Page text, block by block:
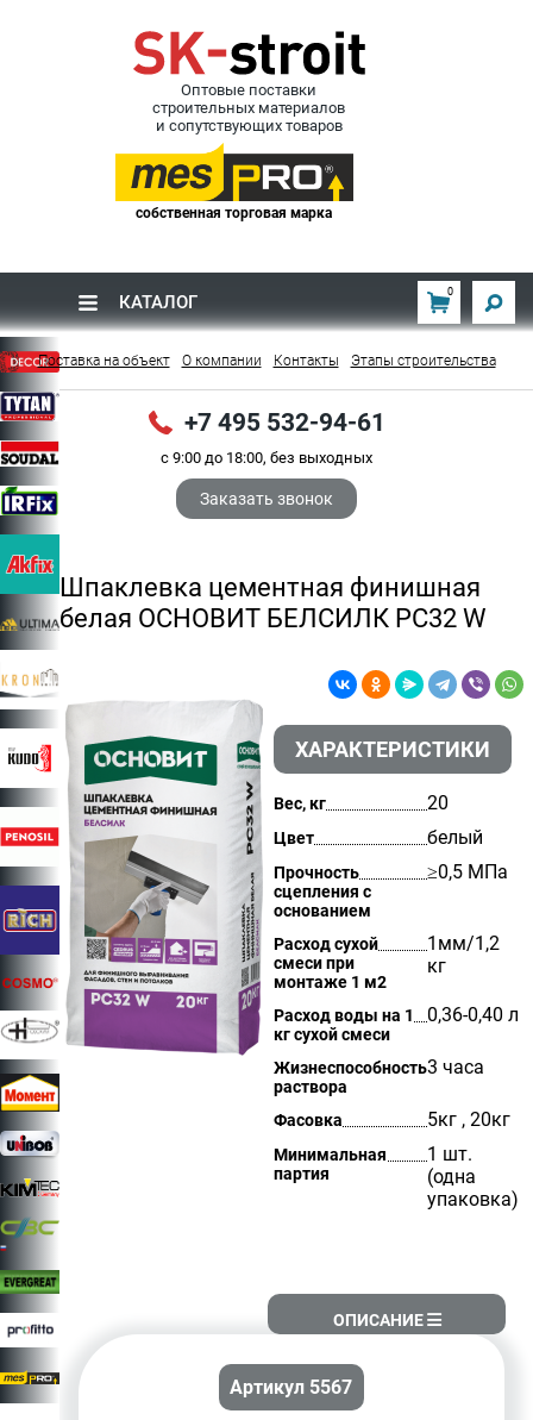
Оптовые поставки
строительных материалов
и сопутствующих товаров
собственная торговая марка
КАТАЛОГ 0
Поставка на объект О компании Контакты Этапы строительства
+7 495 532-94-61
с 9:00 до 18:00, без выходных
Заказать звонок
Шпаклевка цементная финишная
белая ОСНОВИТ БЕЛСИЛК РС32 W
ХАРАКТЕРИСТИКИ
Вес, кг 20
Цвет белый
Прочность
сцепления с
основанием
≥0,5 МПа
Расход сухой
смеси при
монтаже 1 м2
1мм/1,2
кг
Расход воды на 1
кг сухой смеси
0,36-0,40 л
Жизнеспособность
раствора
3 часа
Фасовка 5кг , 20кг
Минимальная
партия
1 шт.
(одна
упаковка)
ОПИСАНИЕ
Артикул 5567